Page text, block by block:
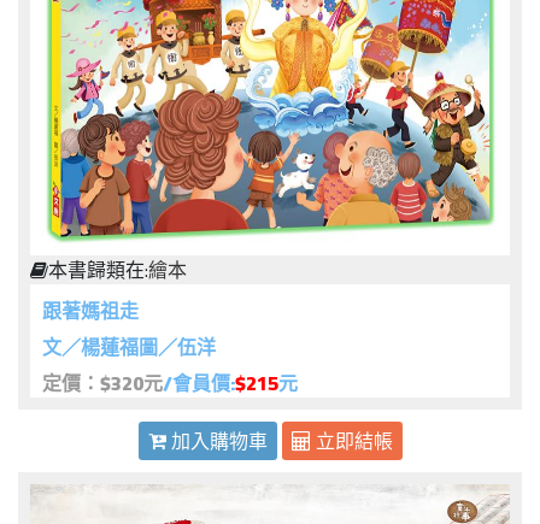
本書歸類在:繪本
跟著媽祖走
文／楊蓮福圖／伍洋
定價：$320元/會員價:$215元
加入購物車
立即結帳